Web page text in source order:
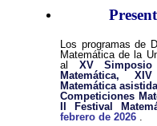
Los programas de
Matemática de la
al XV
Matemática,
Matemática
Competiciones
II Festival
febrero de 2026 .